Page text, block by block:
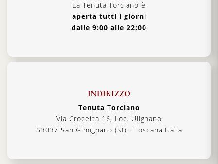
La Tenuta Torciano è
aperta tutti i giorni
dalle 9:00 alle 22:00
INDIRIZZO
Tenuta Torciano
Via Crocetta 16, Loc. Ulignano
53037 San Gimignano (SI) - Toscana Italia